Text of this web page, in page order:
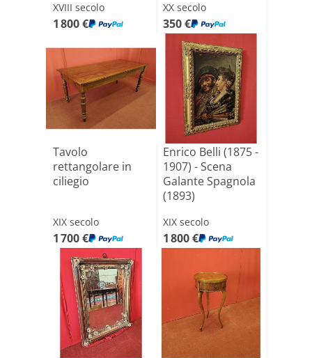
XVIII secolo
1 800 €
XX secolo
350 €
Tavolo
rettangolare in
ciliegio
XIX secolo
1 700 €
Enrico Belli (1875 -
1907) - Scena
Galante Spagnola
(1893)
XIX secolo
1 800 €